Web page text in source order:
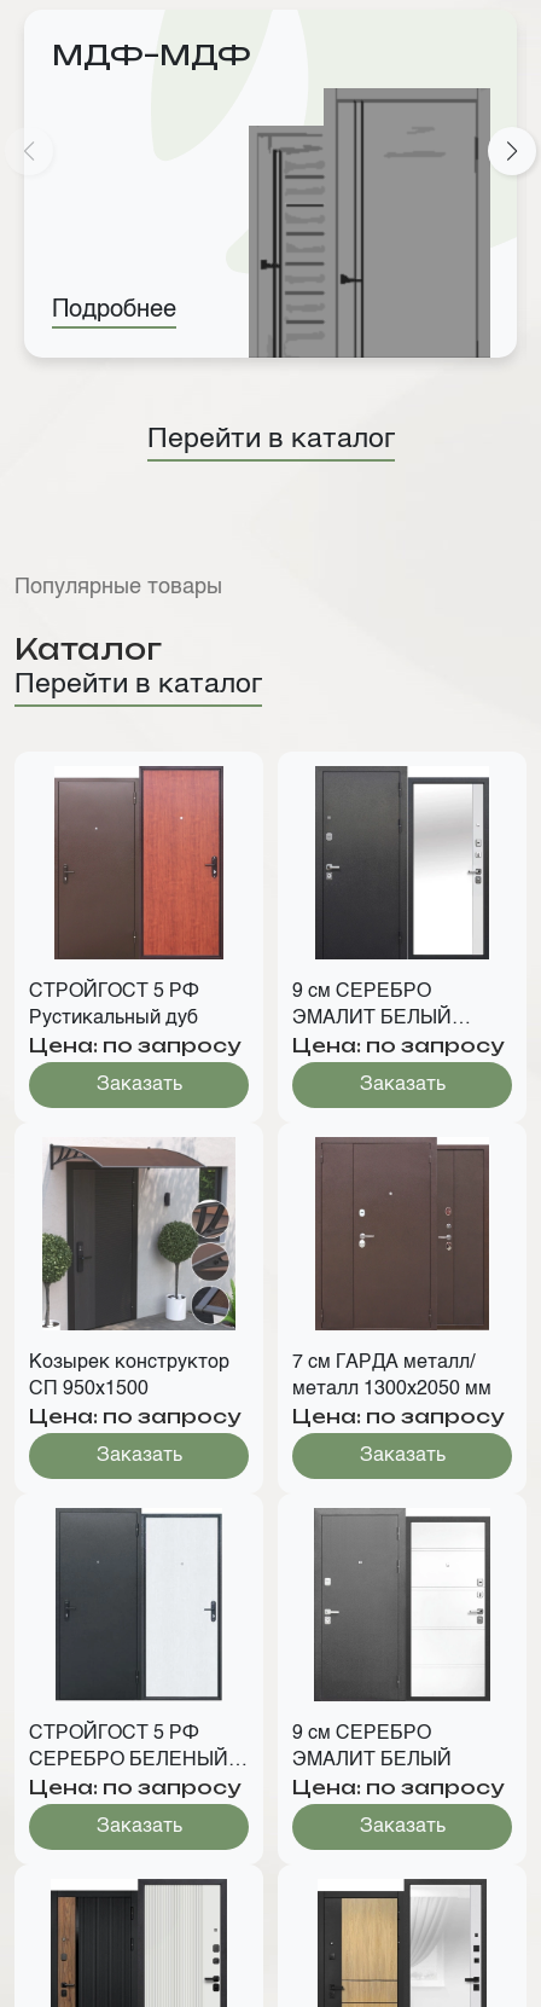
МДФ–МДФ
Подробнее
Перейти в каталог
Популярные товары
Каталог
Перейти в каталог
СТРОЙГОСТ 5 РФ
Рустикальный дуб
Цена: по запросу
Заказать
9 см СЕРЕБРО
ЭМАЛИТ БЕЛЫЙ
ЗЕРКАЛО
Цена: по запросу
Заказать
Козырек конструктор
СП 950х1500
Цена: по запросу
Заказать
7 см ГАРДА металл/
металл 1300х2050 мм
Цена: по запросу
Заказать
СТРОЙГОСТ 5 РФ
СЕРЕБРО БЕЛЕНЫЙ
ДУБ
Цена: по запросу
Заказать
9 см СЕРЕБРО
ЭМАЛИТ БЕЛЫЙ
Цена: по запросу
Заказать